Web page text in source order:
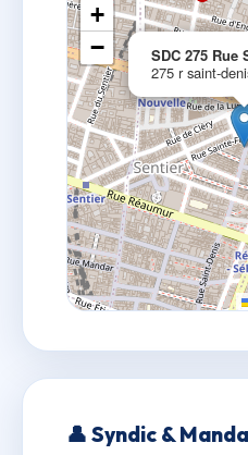
SDC 275 Rue
275 r saint-
+
−
👤 Syndic &